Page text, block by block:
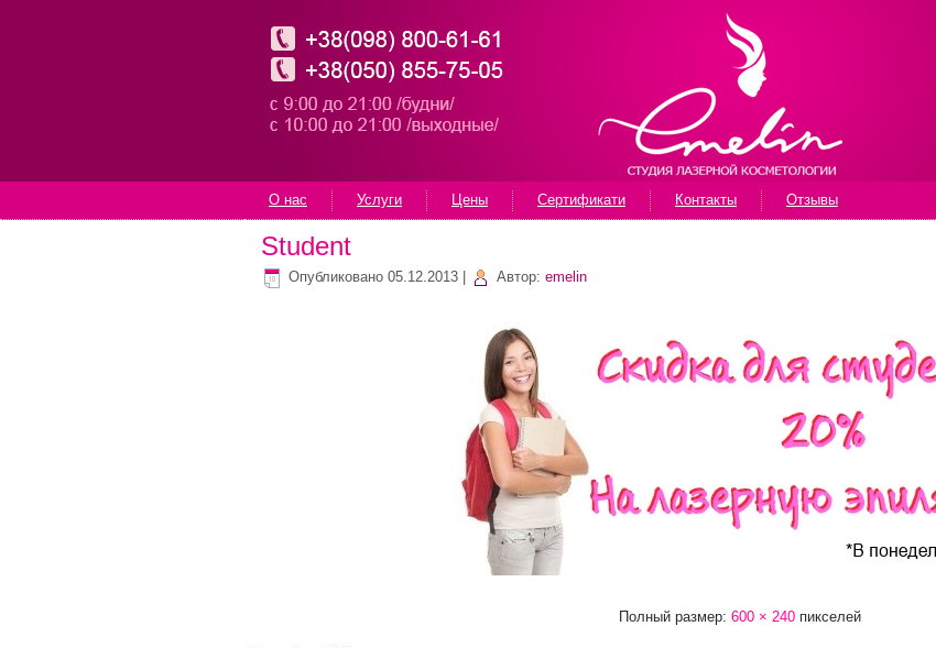
О нас Услуги Цены Сертификати Контакты Отзывы
Student
Опубликовано 05.12.2013 Автор: emelin
Полный размер: 600 × 240 пикселей